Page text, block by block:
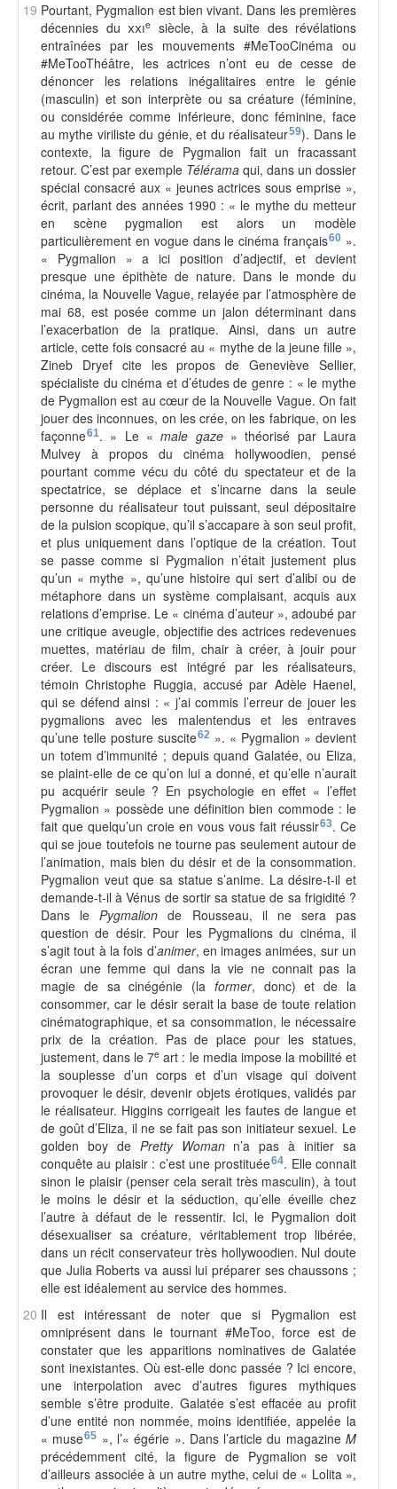
19 Pourtant, Pygmalion est bien vivant. Dans les premières
décennies du xxie siècle, à la suite des révélations
entraînées par les mouvements #MeTooCinéma ou
#MeTooThéâtre, les actrices n’ont eu de cesse de
dénoncer les relations inégalitaires entre le génie
(masculin) et son interprète ou sa créature (féminine,
ou considérée comme inférieure, donc féminine, face
au mythe viriliste du génie, et du réalisateur59). Dans le
contexte, la figure de Pygmalion fait un fracassant
retour. C’est par exemple Télérama qui, dans un dossier
spécial consacré aux « jeunes actrices sous emprise »,
écrit, parlant des années 1990 : « le mythe du metteur
en scène pygmalion est alors un modèle
particulièrement en vogue dans le cinéma français60 ».
« Pygmalion » a ici position d’adjectif, et devient
presque une épithète de nature. Dans le monde du
cinéma, la Nouvelle Vague, relayée par l’atmosphère de
mai 68, est posée comme un jalon déterminant dans
l’exacerbation de la pratique. Ainsi, dans un autre
article, cette fois consacré au « mythe de la jeune fille »,
Zineb Dryef cite les propos de Geneviève Sellier,
spécialiste du cinéma et d’études de genre : « le mythe
de Pygmalion est au cœur de la Nouvelle Vague. On fait
jouer des inconnues, on les crée, on les fabrique, on les
façonne61. » Le «male gaze» théorisé par Laura
Mulvey à propos du cinéma hollywoodien, pensé
pourtant comme vécu du côté du spectateur et de la
spectatrice, se déplace et s’incarne dans la seule
personne du réalisateur tout puissant, seul dépositaire
de la pulsion scopique, qu’il s’accapare à son seul profit,
et plus uniquement dans l’optique de la création. Tout
se passe comme si Pygmalion n’était justement plus
qu’un « mythe », qu’une histoire qui sert d’alibi ou de
métaphore dans un système complaisant, acquis aux
relations d’emprise. Le « cinéma d’auteur », adoubé par
une critique aveugle, objectifie des actrices redevenues
muettes, matériau de film, chair à créer, à jouir pour
créer. Le discours est intégré par les réalisateurs,
témoin Christophe Ruggia, accusé par Adèle Haenel,
qui se défend ainsi : « j’ai commis l’erreur de jouer les
pygmalions avec les malentendus et les entraves
qu’une telle posture suscite62 ». « Pygmalion » devient
un totem d’immunité ; depuis quand Galatée, ou Eliza,
se plaint-elle de ce qu’on lui a donné, et qu’elle n’aurait
pu acquérir seule ? En psychologie en effet « l’effet
Pygmalion » possède une définition bien commode : le
fait que quelqu’un croie en vous vous fait réussir63. Ce
qui se joue toutefois ne tourne pas seulement autour de
l’animation, mais bien du désir et de la consommation.
Pygmalion veut que sa statue s’anime. La désire-t-il et
demande-t-il à Vénus de sortir sa statue de sa frigidité ?
Dans lePygmalion de Rousseau, il ne sera pas
question de désir. Pour les Pygmalions du cinéma, il
s’agit tout à la fois d’animer, en images animées, sur un
écran une femme qui dans la vie ne connait pas la
magie de sa cinégénie (la former, donc) et de la
consommer, car le désir serait la base de toute relation
cinématographique, et sa consommation, le nécessaire
prix de la création. Pas de place pour les statues,
justement, dans le 7e art : le media impose la mobilité et
la souplesse d’un corps et d’un visage qui doivent
provoquer le désir, devenir objets érotiques, validés par
le réalisateur. Higgins corrigeait les fautes de langue et
de goût d’Eliza, il ne se fait pas son initiateur sexuel. Le
golden boy de Pretty Womann’a pas à initier sa
conquête au plaisir : c’est une prostituée64. Elle connait
sinon le plaisir (penser cela serait très masculin), à tout
le moins le désir et la séduction, qu’elle éveille chez
l’autre à défaut de le ressentir. Ici, le Pygmalion doit
désexualiser sa créature, véritablement trop libérée,
dans un récit conservateur très hollywoodien. Nul doute
que Julia Roberts va aussi lui préparer ses chaussons ;
elle est idéalement au service des hommes.
20 Il est intéressant de noter que si Pygmalion est
omniprésent dans le tournant #MeToo, force est de
constater que les apparitions nominatives de Galatée
sont inexistantes. Où est-elle donc passée ? Ici encore,
une interpolation avec d’autres figures mythiques
semble s’être produite. Galatée s’est effacée au profit
d’une entité non nommée, moins identifiée, appelée la
« muse65 », l’« égérie ». Dans l’article du magazineM
précédemment cité, la figure de Pygmalion se voit
d’ailleurs associée à un autre mythe, celui de « Lolita »,